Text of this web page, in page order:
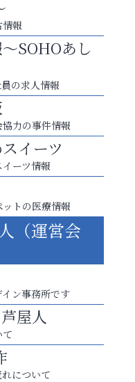
東
！
ョナルスク
報
SOHOあし
の求人情報
力の事件情報
イーツ
ーツ情報
トの医療情報
（運営会
ン事務所です
屋人
について